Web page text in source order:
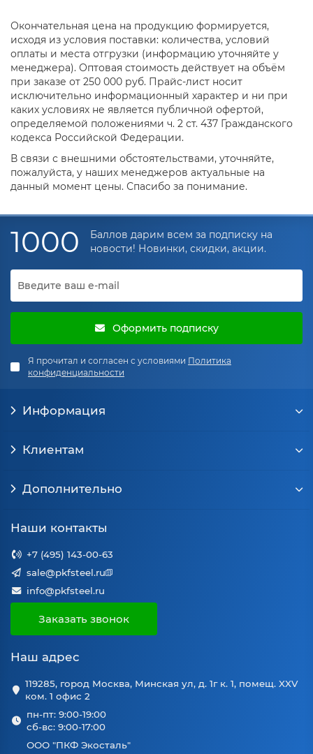
Окончательная цена на продукцию формируется,
исходя из условия поставки: количества, условий
оплаты и места отгрузки (информацию уточняйте у
менеджера). Оптовая стоимость действует на объём
при заказе от 250 000 руб. Прайс-лист носит
исключительно информационный характер и ни при
каких условиях не является публичной офертой,
определяемой положениями ч. 2 ст. 437 Гражданского
кодекса Российской Федерации.
В связи с внешними обстоятельствами, уточняйте,
пожалуйста, у наших менеджеров актуальные на
данный момент цены. Спасибо за понимание.
1000
Баллов дарим всем за подписку на
новости! Новинки, скидки, акции.
Оформить подписку
Я прочитал и согласен с условиями Политика
конфиденциальности
Информация
Клиентам
Дополнительно
Наши контакты
+7 (495) 143-00-63
sale@pkfsteel.ru
info@pkfsteel.ru
Заказать звонок
Наш адрес
119285, город Москва, Минская ул, д. 1г к. 1, помещ. XXV
ком. 1 офис 2
пн-пт: 9:00-19:00
сб-вс: 9:00-17:00
ООО "ПКФ Экосталь"